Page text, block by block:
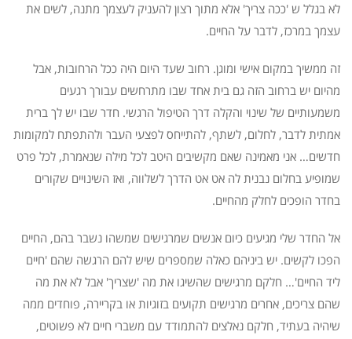
לא בגלל ש 'ככה צריך' אלא מתוך רצון להעניק לעצמך מתנה, לשים את
עצמך במרכז, לדבר על החיים.
זה ממשיך במקום אישי ומוגן. רחוב שעד היום היה ככל הרחובות, אבל
מהיום יש ברחוב הזה גם בית אחד שבו מתרחשים עבורך רגעים
משמעותיים של שינוי והקלה דרך הטיפול הרגשי. חדר שבו יש לך ברית
אמתית לדבר, לחלום, לשתף, להתייחס לפצעי העבר ולהתפתח למקומות
חדשים… אני מאמינה שאם מקשיבים היטב לכל מילה שנאמרת, לכל פרט
שמופיע בחלום נבנית לה אט אט הדרך לשלווה, ואז השינויים שקורים
בחדר הופכים לחלק מהחיים.
אל החדר שלי מגיעים כיום אנשים שמרגישים שמשהו נשבר בהם, החיים
הפכו לקשים. יש ביניהם כאלה שמספרים שיש להם הרגשה שהם 'חיים
ליד החיים'… חלקם מרגישים שהשיגו את מה 'שצריך' אבל לא את מה
שהם צריכים, אחרים מרגישים תקועים בזוגיות או בקריירה, פוחדים ממה
שיהיה בעתיד, חלקם נאלצים להתמודד עם משברי חיים לא פשוטים,